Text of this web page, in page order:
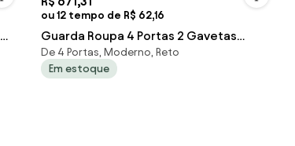
ou 12 tempo de R$ 62,16
Guarda Roupa 4 Portas 2 Gavetas
Lotus D02 Amendola Touch -
Mpozenato
De 4 Portas, Moderno, Reto
Em estoque